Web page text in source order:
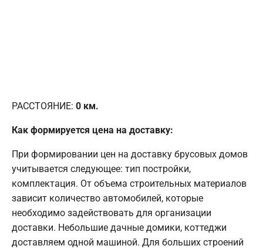
РАССТОЯНИЕ: 0 км.
Как формируется цена на доставку:
При формировании цен на доставку брусовых домов
учитывается следующее: тип постройки,
комплектация. От объема строительных материалов
зависит количество автомобилей, которые
необходимо задействовать для организации
доставки. Небольшие дачные домики, коттеджи
доставляем одной машиной. Для больших строений